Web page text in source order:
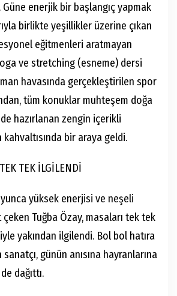
enerjik bir başlangıç yapmak
birlikte yeşillikler üzerine çıkan
eğitmenleri aratmayan
ve stretching (esneme) dersi
havasında gerçekleştirilen spor
tüm konuklar muhteşem doğa
hazırlanan zengin içerikli
bir araya geldi.
TEK İLGİLENDİ
yüksek enerjisi ve neşeli
Tuğba Özay, masaları tek tek
yakından ilgilendi. Bol bol hatıra
günün anısına hayranlarına
dağıttı.